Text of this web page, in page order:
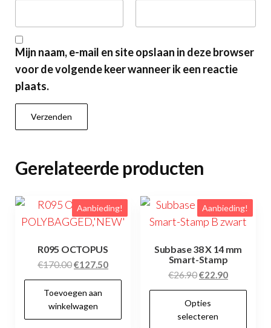
Mijn naam, e-mail en site opslaan in deze browser
voor de volgende keer wanneer ik een reactie
plaats.
Gerelateerde producten
Aanbieding!
R095 OCTOPUS
€170.00Oorspronkelijke
prijs
was:
€170.00.
€127.50Huidige
prijs
Toevoegen aan
winkelwagen
Aanbieding!
Subbase 38 X 14 mm
Smart-Stamp
€26.90Oorspronkelijke
prijs
was:
€26.90.
€22.90Huidige
prijs
Opties
selecteren